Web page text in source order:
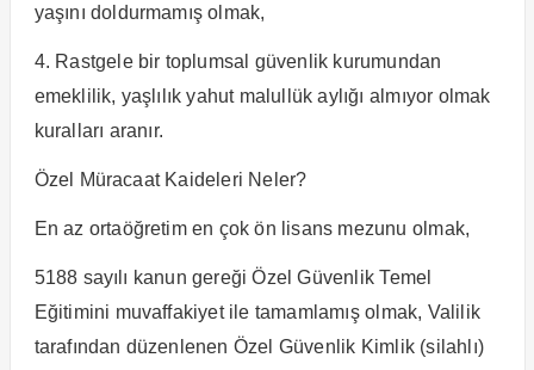
yaşını doldurmamış olmak,
4. Rastgele bir toplumsal güvenlik kurumundan
emeklilik, yaşlılık yahut malullük aylığı almıyor olmak
kuralları aranır.
Özel Müracaat Kaideleri Neler?
En az ortaöğretim en çok ön lisans mezunu olmak,
5188 sayılı kanun gereği Özel Güvenlik Temel
Eğitimini muvaffakiyet ile tamamlamış olmak, Valilik
tarafından düzenlenen Özel Güvenlik Kimlik (silahlı)